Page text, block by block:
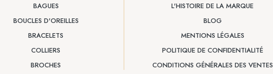
BAGUES
BOUCLES D'OREILLES
BRACELETS
COLLIERS
BROCHES
L'HISTOIRE DE LA MARQUE
BLOG
MENTIONS LÉGALES
POLITIQUE DE CONFIDENTIALITÉ
CONDITIONS GÉNÉRALES DES VENTES